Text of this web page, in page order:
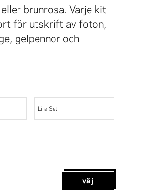
brunrosa. Varje kit
för utskrift av foton,
gelpennor och
Lila Set
välj